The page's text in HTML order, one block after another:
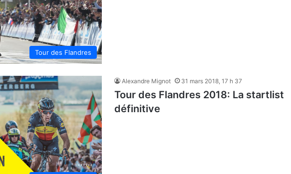
Tour des Flandres
Alexandre Mignot 31 mars 2018, 17 h 37
Tour des Flandres 2018: La startlist
définitive